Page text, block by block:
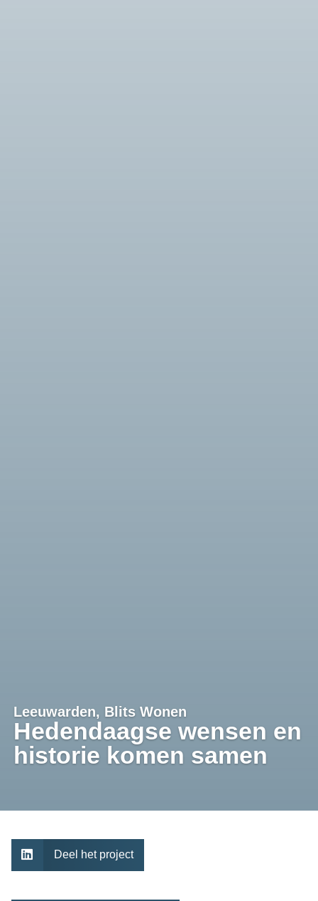
Leeuwarden, Blits Wonen
Hedendaagse wensen en
historie komen samen
 Deel het project